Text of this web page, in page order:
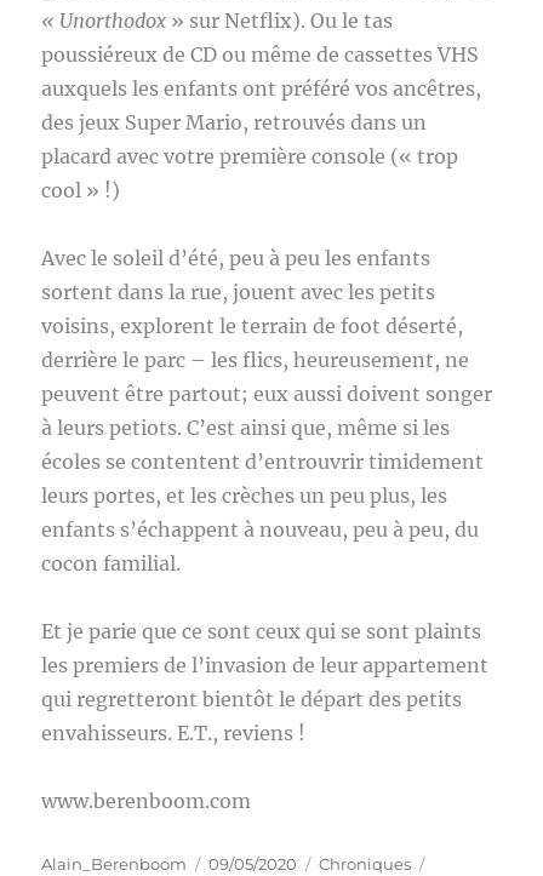
« Unorthodox » sur Netflix). Ou le tas
poussiéreux de CD ou même de cassettes VHS
auxquels les enfants ont préféré vos ancêtres,
des jeux Super Mario, retrouvés dans un
placard avec votre première console (« trop
cool » !)
Avec le soleil d’été, peu à peu les enfants
sortent dans la rue, jouent avec les petits
voisins, explorent le terrain de foot déserté,
derrière le parc – les flics, heureusement, ne
peuvent être partout; eux aussi doivent songer
à leurs petiots. C’est ainsi que, même si les
écoles se contentent d’entrouvrir timidement
leurs portes, et les crèches un peu plus, les
enfants s’échappent à nouveau, peu à peu, du
cocon familial.
Et je parie que ce sont ceux qui se sont plaints
les premiers de l’invasion de leur appartement
qui regretteront bientôt le départ des petits
envahisseurs. E.T., reviens !
www.berenboom.com
Auteur
Alain_Berenboom
Publié
09/05/2020 Catégories
Chroniques